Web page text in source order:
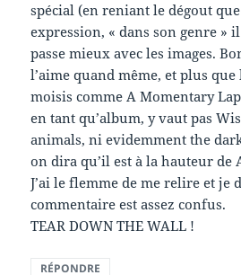
spécial (en reniant le dégout
expression, « dans son genre »
passe mieux avec les images.
l’aime quand même, et plus
moisis comme A Momentary
en tant qu’album, y vaut pas
animals, ni evidemment the
on dira qu’il est à la hauteur de
J’ai le flemme de me relire et je
commentaire est assez confus.
TEAR DOWN THE WALL !
RÉPONDRE